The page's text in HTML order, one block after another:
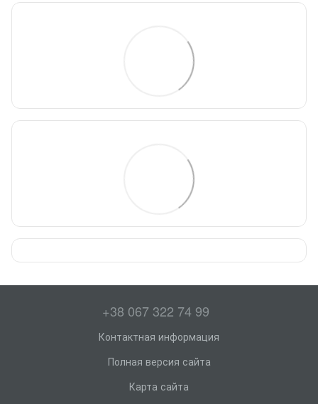
+38 067 322 74 99
Контактная информация
Полная версия сайта
Карта сайта